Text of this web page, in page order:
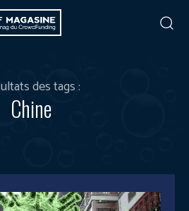
des tags :
Chine